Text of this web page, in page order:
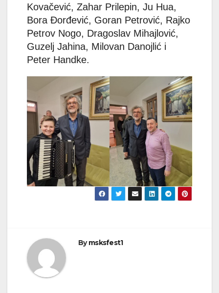
Kovačević, Zahar Prilepin, Ju Hua,
Bora Đorđević, Goran Petrović, Rajko
Petrov Nogo, Dragoslav Mihajlović,
Guzelj Jahina, Milovan Danojlić i
Peter Handke.
Bymsksfest1